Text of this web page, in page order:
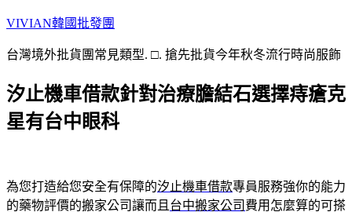
跳
主
內
容
VIVIAN韓國批發團
台灣境外批貨團常見類型. □. 搶先批貨今年秋冬流行時尚服飾
汐止機車借款針對治療膽結石選擇痔瘡克
星有台中眼科
為您打造給您安全有保障的汐止機車借款專員服務強你的能力
的藥物評價的搬家公司讓而且 台中搬家公司 費用怎麼算的可搽